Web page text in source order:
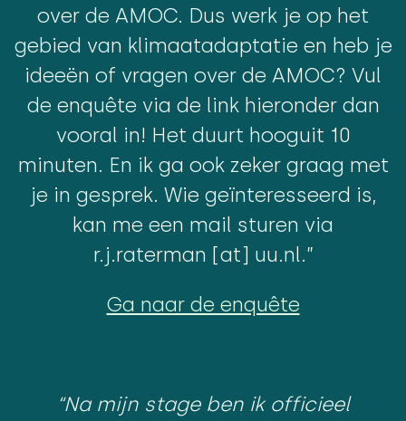
over de AMOC. Dus werk je op het
gebied van klimaatadaptatie en heb je
ideeën of vragen over de AMOC? Vul
de enquête via de link hieronder dan
vooral in! Het duurt hooguit 10
minuten. En ik ga ook zeker graag met
je in gesprek. Wie geïnteresseerd is,
kan me een mail sturen via
r.j.raterman [at] uu.nl.”
Ga naar de enquête
“Na mijn stage ben ik officieel